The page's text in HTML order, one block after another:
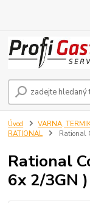
Úvod VARNA,
RATIONAL
Rational
Rational
6x 2/3GN )